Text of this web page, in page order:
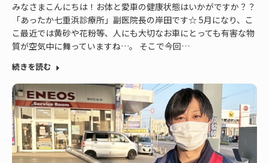
みなさまこんにちは！お体と愛車の健康状態はいかがですか？？
「あったか七重浜診療所」副医院長の岸田です☆ 5月になり、こ
こ最近では黄砂や花粉等、人にも大切なお車にとっても有害な物
質が空気中に舞っていますね…。 そこで今回…
続きを読む